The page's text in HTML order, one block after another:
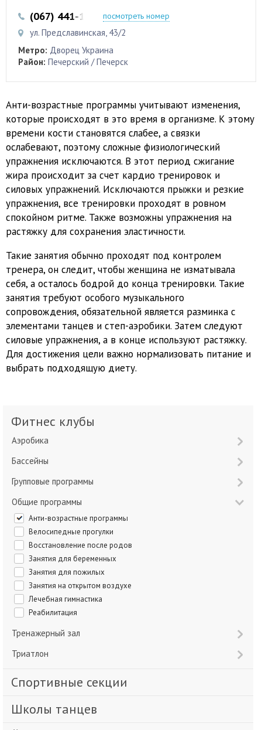
(067) 441-12-76посмотреть номер
ул. Предславинская, 43/2
Метро: Дворец Украина
Район: Печерский / Печерск
Анти-возрастные программы учитывают изменения,
которые происходят в это время в организме. К этому
времени кости становятся слабее, а связки
ослабевают, поэтому сложные физиологический
упражнения исключаются. В этот период сжигание
жира происходит за счет кардио тренировок и
силовых упражнений. Исключаются прыжки и резкие
упражнения, все тренировки проходят в ровном
спокойном ритме. Также возможны упражнения на
растяжку для сохранения эластичности.
Такие занятия обычно проходят под контролем
тренера, он следит, чтобы женщина не изматывала
себя, а осталось бодрой до конца тренировки. Такие
занятия требуют особого музыкального
сопровождения, обязательной является разминка с
элементами танцев и степ-аэробики. Затем следуют
силовые упражнения, а в конце используют растяжку.
Для достижения цели важно нормализовать питание и
выбрать подходящую диету.
Фитнес клубы
Аэробика
Бассейны
Групповые программы
Общие программы
Анти-возрастные программы
Велосипедные прогулки
Восстановление после родов
Занятия для беременных
Занятия для пожилых
Занятия на открытом воздухе
Лечебная гимнастика
Реабилитация
Тренажерный зал
Триатлон
Спортивные секции
Школы танцев